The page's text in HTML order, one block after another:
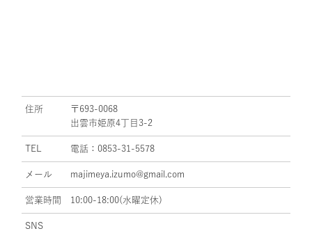
住所
〒693-0068
出雲市姫原4丁目3-2
TEL 電話：0853-31-5578
メール majimeya.izumo@gmail.com
営業時間 10:00-18:00(水曜定休)
SNS